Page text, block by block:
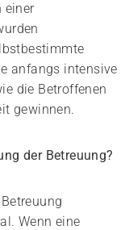
einer
anfangs intensive
die Betroffenen
gewinnen.
der Betreuung?
Wenn eine